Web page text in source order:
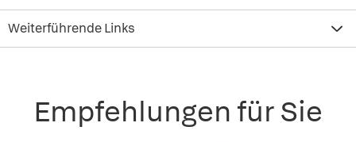
Weiterführende Links
Empfehlungen für Sie